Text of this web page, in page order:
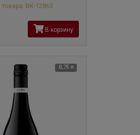
ВК-12863
В корзину
0,75 л